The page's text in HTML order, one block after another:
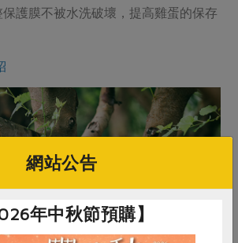
護膜不被水洗破壞，提高雞蛋的保存
網站公告
年中秋節預購】